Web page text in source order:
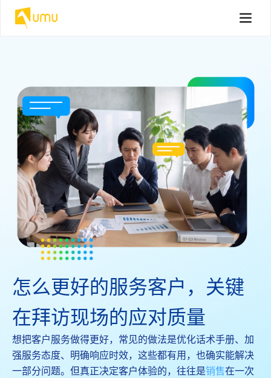
怎么更好的服务客户，关键
在拜访现场的应对质量
想把客户服务做得更好，常见的做法是优化话术手册、加
强服务态度、明确响应时效，这些都有用，也确实能解决
一部分问题。但真正决定客户体验的，往往是销售在一次